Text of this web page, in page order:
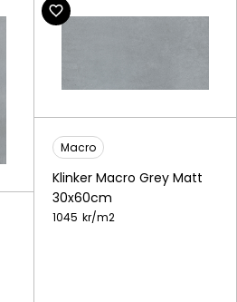
Macro
Klinker Macro Grey Matt
30x60cm
1045 kr/m2